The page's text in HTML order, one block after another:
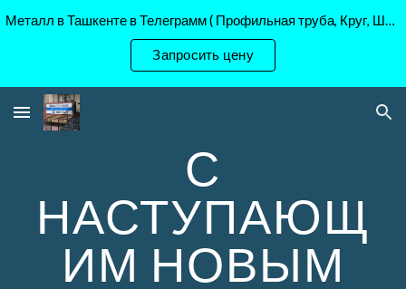
Skip to navigation
Металл в Ташкенте в Телеграмм ( Профильная труба, Круг, Шестигранник Ст45, 40Х, )
Запросить цену
С
НАСТУПАЮЩ
ИМ НОВЫМ